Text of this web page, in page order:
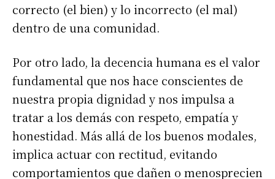
correcto (el bien) y lo incorrecto (el mal)
dentro de una comunidad.
Por otro lado, la decencia humana es el valor
fundamental que nos hace conscientes de
nuestra propia dignidad y nos impulsa a
tratar a los demás con respeto, empatía y
honestidad. Más allá de los buenos modales,
implica actuar con rectitud, evitando
comportamientos que dañen o menosprecien